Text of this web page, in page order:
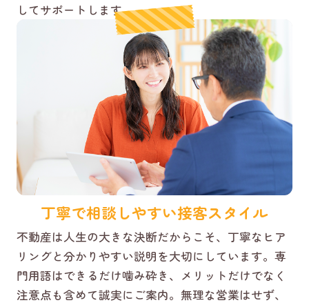
してサポートします。
丁寧で相談しやすい接客スタイル
不動産は人生の大きな決断だからこそ、丁寧なヒア
リングと分かりやすい説明を大切にしています。専
門用語はできるだけ噛み砕き、メリットだけでなく
注意点も含めて誠実にご案内。無理な営業はせず、